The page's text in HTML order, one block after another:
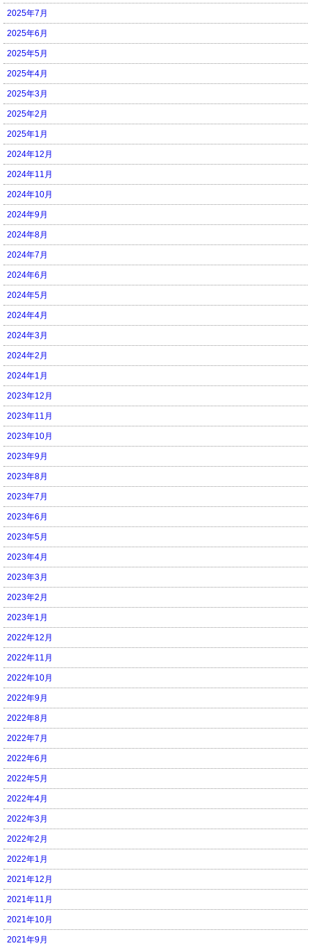
2025年7月
2025年6月
2025年5月
2025年4月
2025年3月
2025年2月
2025年1月
2024年12月
2024年11月
2024年10月
2024年9月
2024年8月
2024年7月
2024年6月
2024年5月
2024年4月
2024年3月
2024年2月
2024年1月
2023年12月
2023年11月
2023年10月
2023年9月
2023年8月
2023年7月
2023年6月
2023年5月
2023年4月
2023年3月
2023年2月
2023年1月
2022年12月
2022年11月
2022年10月
2022年9月
2022年8月
2022年7月
2022年6月
2022年5月
2022年4月
2022年3月
2022年2月
2022年1月
2021年12月
2021年11月
2021年10月
2021年9月